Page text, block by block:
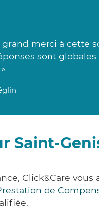
merci à cette
sont
Saint-
Click&Care vous
de